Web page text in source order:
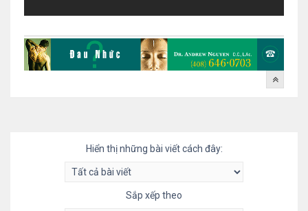
Hiển thị những bài viết cách đây:
Sắp xếp theo